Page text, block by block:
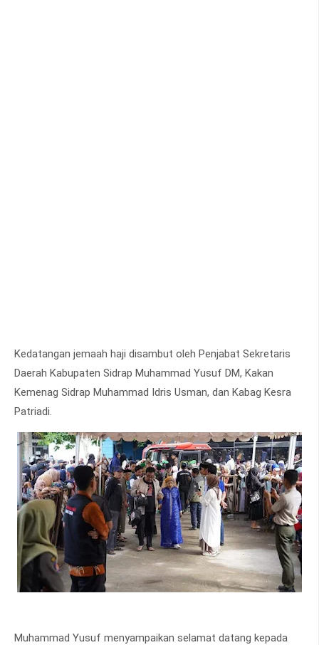
Kedatangan jemaah haji disambut oleh Penjabat Sekretaris
Daerah Kabupaten Sidrap Muhammad Yusuf DM, Kakan
Kemenag Sidrap Muhammad Idris Usman, dan Kabag Kesra
Patriadi.
Muhammad Yusuf menyampaikan selamat datang kepada